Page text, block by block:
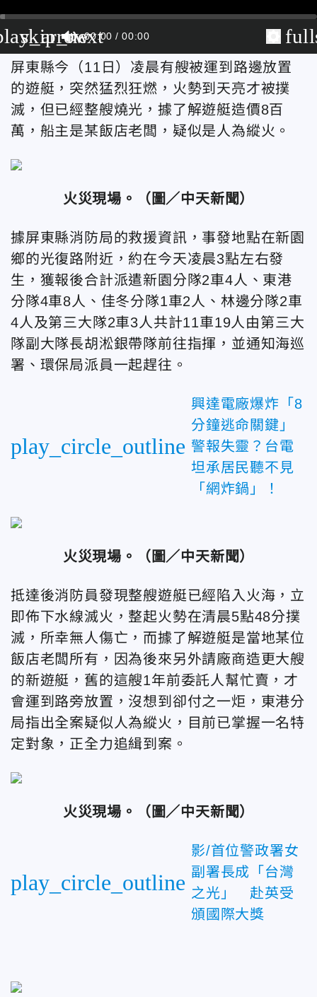
skip_next
00:00 00:00
屏東縣今（11日）凌晨有艘被運到路邊放置
的遊艇，突然猛烈狂燃，火勢到天亮才被撲
滅，但已經整艘燒光，據了解遊艇造價8百
萬，船主是某飯店老闆，疑似是人為縱火。
火災現場。 （圖／中天新聞）
據屏東縣消防局的救援資訊，事發地點在新園
鄉的光復路附近，約在今天凌晨3點左右發
生，獲報後合計派遣新園分隊2車4人、東港
分隊4車8人、佳冬分隊1車2人、林邊分隊2車
4人及第三大隊2車3人共計11車19人由第三大
隊副大隊長胡淞銀帶隊前往指揮，並通知海巡
署、環保局派員一起趕往。
play_circle_outline
興達電廠爆炸「8
分鐘逃命關鍵」
警報失靈？台電
坦承居民聽不見
「網炸鍋」！
火災現場。 （圖／中天新聞）
抵達後消防員發現整艘遊艇已經陷入火海，立
即佈下水線滅火，整起火勢在清晨5點48分撲
滅，所幸無人傷亡，而據了解遊艇是當地某位
飯店老闆所有，因為後來另外請廠商造更大艘
的新遊艇，舊的這艘1年前委託人幫忙賣，才
會運到路旁放置，沒想到卻付之一炬，東港分
局指出全案疑似人為縱火，目前已掌握一名特
定對象，正全力追緝到案。
火災現場。 （圖／中天新聞）
play_circle_outline
影/首位警政署女
副署長成「台灣
之光」 赴英受
頒國際大獎